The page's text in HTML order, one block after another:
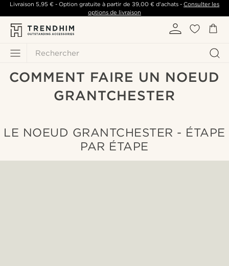
Rechercher
Livraison 5,95 €- Option gratuite à partir de 39,00 €d'achats -Consulter les
options de livraison
COMMENT FAIRE UN NOEUD
GRANTCHESTER
LE NOEUD GRANTCHESTER - ÉTAPE
PAR ÉTAPE